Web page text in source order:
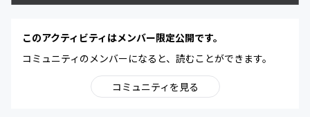
このアクティビティはメンバー限定公開です。
コミュニティのメンバーになると、読むことができます。
コミュニティを見る